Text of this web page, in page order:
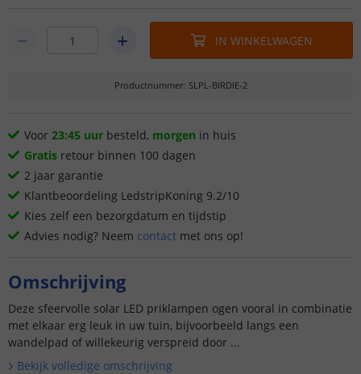
IN WINKELWAGEN
Productnummer: SLPL-BIRDIE-2
Voor 23:45 uur besteld, morgen in huis
Gratis retour binnen 100 dagen
2 jaar garantie
Klantbeoordeling LedstripKoning 9.2/10
Kies zelf een bezorgdatum en tijdstip
Advies nodig? Neem contact met ons op!
Omschrijving
Deze sfeervolle solar LED priklampen ogen vooral in combinatie
met elkaar erg leuk in uw tuin, bijvoorbeeld langs een
wandelpad of willekeurig verspreid door ...
Bekijk volledige omschrijving